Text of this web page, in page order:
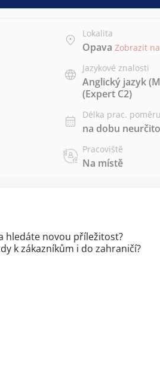
Lokalita
Opava Zobrazit
Jazykové znalosti
Anglický jazyk
(Expert C2)
Délka prac. poměru
na dobu
Pracoviště
Na místě
hledáte novou příležitost?
k zákazníkům i do zahraničí?